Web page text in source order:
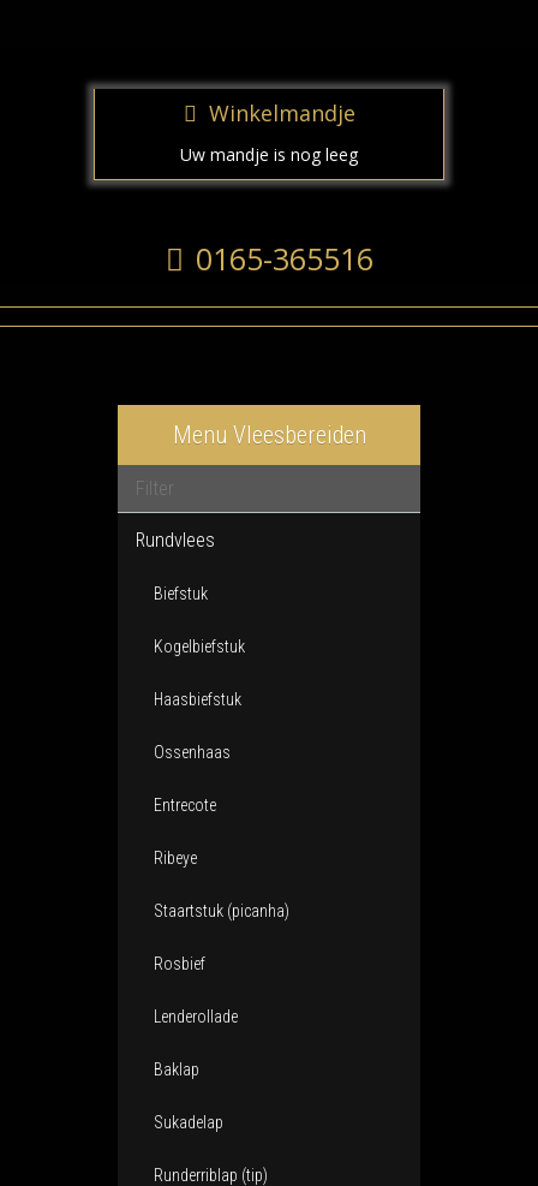
Winkelmandje
Uw mandje is nog leeg
0165-365516
Menu Vleesbereiden
Rundvlees
Biefstuk
Kogelbiefstuk
Haasbiefstuk
Ossenhaas
Entrecote
Ribeye
Staartstuk (picanha)
Rosbief
Lenderollade
Baklap
Sukadelap
Runderriblap (tip)